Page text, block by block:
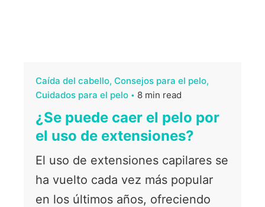
Caída del cabello Consejos para el pelo
Cuidados para el pelo
8 min read
¿Se puede caer el pelo por
el uso de extensiones?
El uso de extensiones capilares se
ha vuelto cada vez más popular
en los últimos años, ofreciendo